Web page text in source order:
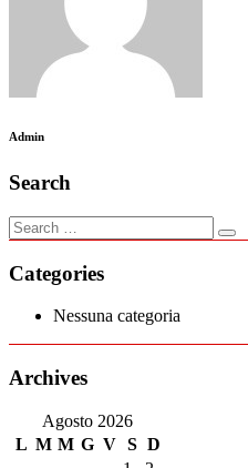
Admin
Search
Categories
Nessuna categoria
Archives
Agosto 2026
L M M G V S D